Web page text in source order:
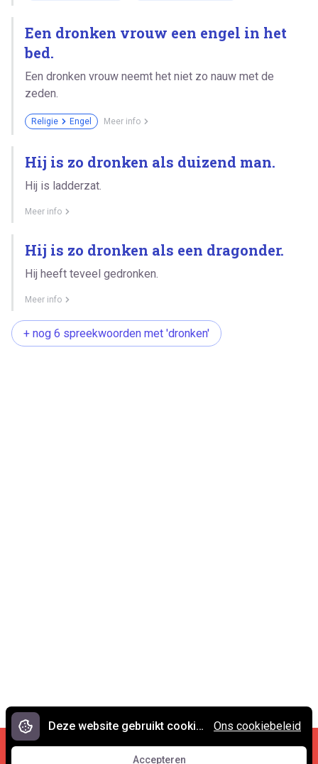
Een dronken vrouw een engel in het
bed.
Een dronken vrouw neemt het niet zo nauw met de
zeden.
Religie Engel Meer info
Hij is zo dronken als duizend man.
Hij is ladderzat.
Meer info
Hij is zo dronken als een dragonder.
Hij heeft teveel gedronken.
Meer info
+ nog 6 spreekwoorden met 'dronken'
Cookies en privacy •
Contact
Deze website gebruikt cookies.
Accepteren
Ons cookiebeleid